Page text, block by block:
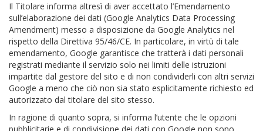
Il Titolare informa altresì di aver accettato l’Emendamento
sull’elaborazione dei dati (Google Analytics Data Processing
Amendment) messo a disposizione da Google Analytics nel
rispetto della Direttiva 95/46/CE. In particolare, in virtù di tale
emendamento, Google garantisce che tratterà i dati personali
registrati mediante il servizio solo nei limiti delle istruzioni
impartite dal gestore del sito e di non condividerli con altri servizi
Google a meno che ciò non sia stato esplicitamente richiesto ed
autorizzato dal titolare del sito stesso.
In ragione di quanto sopra, si informa l’utente che le opzioni